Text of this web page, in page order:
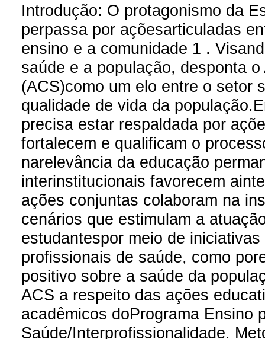
Introdução: O protagonismo da
perpassa por açõesarticuladas
ensino e a comunidade 1 .
saúde e a população, desponta
(ACS)como um elo entre o setor
qualidade de vida da
precisa estar respaldada por
fortalecem e qualificam o
narelevância da educação
interinstitucionais favorecem
ações conjuntas colaboram na
cenários que estimulam a
estudantespor meio de
profissionais de saúde, como
positivo sobre a saúde da
ACS a respeito das ações
acadêmicos doPrograma Ensino
Saúde/Interprofissionalidade.